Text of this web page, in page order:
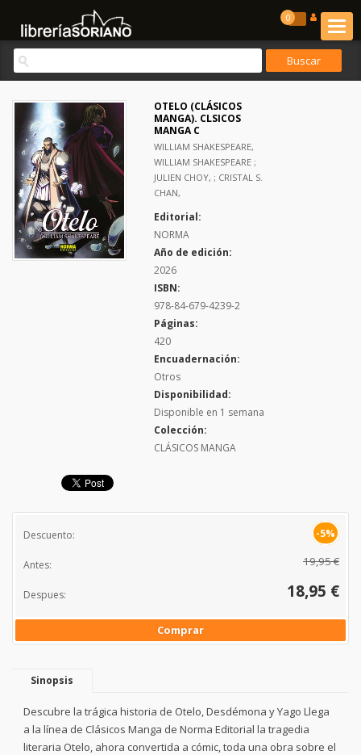
0
OTELO (CLÁSICOS
MANGA). CLSICOS
MANGA C
WILLIAM SHAKESPEARE,
WILLIAM SHAKESPEARE ;
JULIEN CHOY, ; CRISTAL S.
CHAN,
Editorial:
NORMA
Año de edición:
2026
ISBN:
978-84-679-4239-2
Páginas:
420
Encuadernación:
Otros
Disponibilidad:
Disponible en 1 semana
Colección:
CLÁSICOS MANGA
Descuento: -5%
Antes: 19,95 €
Despues: 18,95 €
Comprar
Sinopsis
Descubre la trágica historia de Otelo, Desdémona y Yago Llega
a la línea de Clásicos Manga de Norma Editorial la tragedia
literaria Otelo, ahora convertida a cómic, toda una obra sobre el